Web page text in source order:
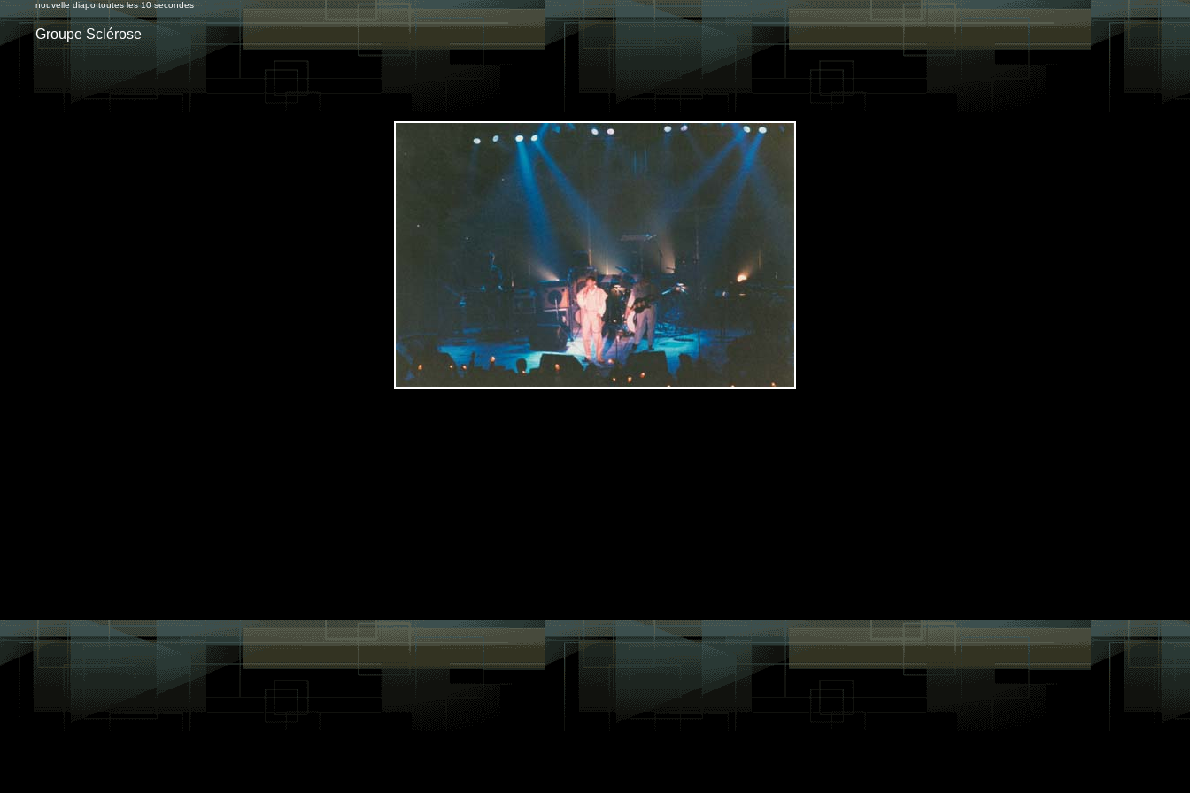
nouvelle diapo toutes les 10 secondes
Groupe Sclérose